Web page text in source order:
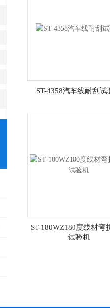
ST-4358汽车线耐刮试
ST-180WZ180度线材弯
试验机